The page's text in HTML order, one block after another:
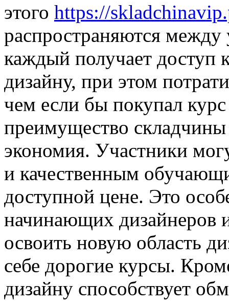
этого https://
распространяются
каждый получает
дизайну, при этом
чем если бы покупал
преимущество
экономия. Участники
и качественным
доступной цене. Это
начинающих дизайнеров
освоить новую область
себе дорогие курсы.
дизайну способствует